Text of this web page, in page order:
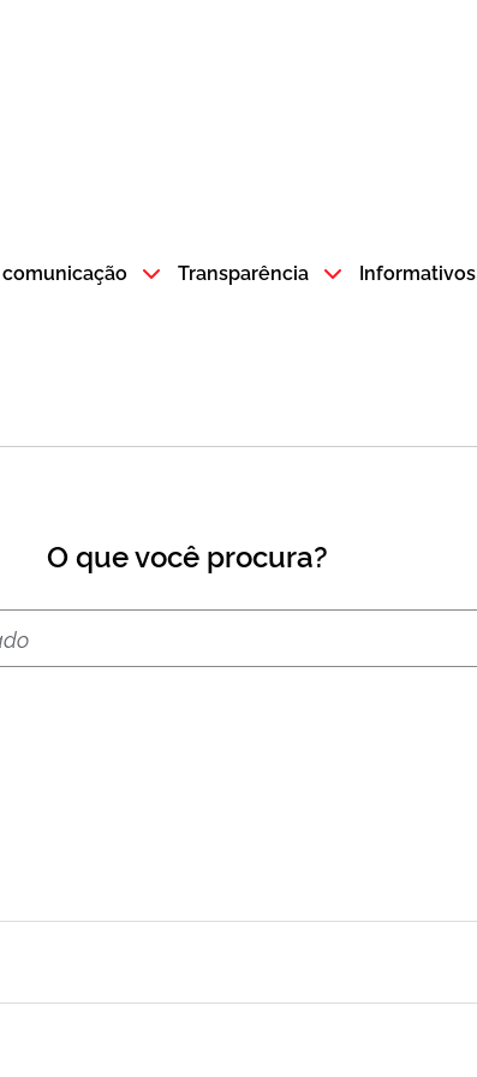
BR direciona para a página inicial
comunicação Transparência Informativos
O que você procura?